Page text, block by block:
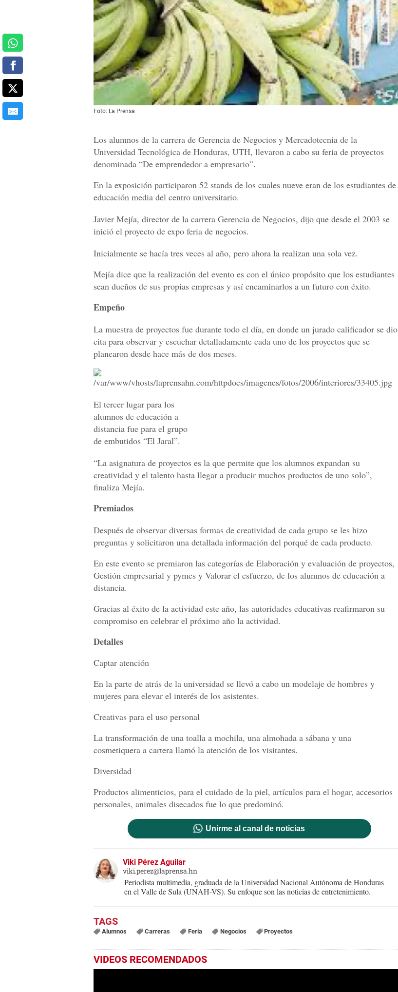
Foto: La Prensa
Los alumnos de la carrera de Gerencia de Negocios y Mercadotecnia de la
Universidad Tecnológica de Honduras, UTH, llevaron a cabo su feria de proyectos
denominada “De emprendedor a empresario”.
En la exposición participaron 52 stands de los cuales nueve eran de los estudiantes de
educación media del centro universitario.
Javier Mejía, director de la carrera Gerencia de Negocios, dijo que desde el 2003 se
inició el proyecto de expo feria de negocios.
Inicialmente se hacía tres veces al año, pero ahora la realizan una sola vez.
Mejía dice que la realización del evento es con el único propósito que los estudiantes
sean dueños de sus propias empresas y así encaminarlos a un futuro con éxito.
Empeño
La muestra de proyectos fue durante todo el día, en donde un jurado calificador se dio
cita para observar y escuchar detalladamente cada uno de los proyectos que se
planearon desde hace más de dos meses.
El tercer lugar para los
alumnos de educación a
distancia fue para el grupo
de embutidos “El Jaral”.
“La asignatura de proyectos es la que permite que los alumnos expandan su
creatividad y el talento hasta llegar a producir muchos productos de uno solo”,
finaliza Mejía.
Premiados
Después de observar diversas formas de creatividad de cada grupo se les hizo
preguntas y solicitaron una detallada información del porqué de cada producto.
En este evento se premiaron las categorías de Elaboración y evaluación de proyectos,
Gestión empresarial y pymes y Valorar el esfuerzo, de los alumnos de educación a
distancia.
Gracias al éxito de la actividad este año, las autoridades educativas reafirmaron su
compromiso en celebrar el próximo año la actividad.
Detalles
Captar atención
En la parte de atrás de la universidad se llevó a cabo un modelaje de hombres y
mujeres para elevar el interés de los asistentes.
Creativas para el uso personal
La transformación de una toalla a mochila, una almohada a sábana y una
cosmetiquera a cartera llamó la atención de los visitantes.
Diversidad
Productos alimenticios, para el cuidado de la piel, artículos para el hogar, accesorios
personales, animales disecados fue lo que predominó.
Unirme al canal de noticias
Viki Pérez Aguilar
viki.perez@laprensa.hn
Periodista multimedia, graduada de la Universidad Nacional Autónoma de Honduras
en el Valle de Sula (UNAH-VS). Su enfoque son las noticias de entretenimiento.
Alumnos Carreras Feria Negocios Proyectos
VIDEOS RECOMENDADOS